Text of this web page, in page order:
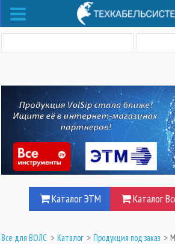
Каталог ЭТМ Каталог
Все для ВОЛС > Каталог > Продукция под заказ >